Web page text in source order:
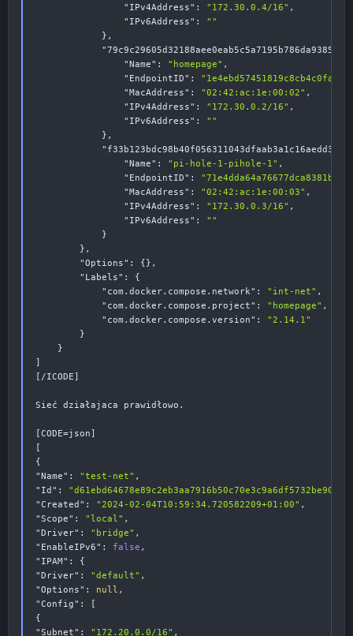
"IPv4Address" : "172.30.0.4/16" ,
"IPv6Address" :
""
} ,
"Name" : "homepage" ,
"EndpointID" :
"MacAddress" : "02:42:ac:1e:00:02" ,
"IPv4Address" : "172.30.0.2/16" ,
"IPv6Address" :
""
} ,
"Name" : "pi-hole-1-pihole-1" ,
"EndpointID" :
"MacAddress" : "02:42:ac:1e:00:03" ,
"IPv4Address" : "172.30.0.3/16" ,
"IPv6Address" :
""
}
} ,
"Options" : {} ,
"Labels" :
{
"com.docker.compose.network" : "int-net" ,
"com.docker.compose.project" : "homepage" ,
"com.docker.compose.version" :
"2.14.1"
}
}
]
[ /ICODE]
Sieć działajaca prawidłowo.
[CODE=json]
[
{
"Name" : "test-net" ,
"Id" :
"Created" : "2024-02-04T10:59:34.720582209+01:00" ,
"Scope" : "local" ,
"Driver" : "bridge" ,
"EnableIPv6" : false ,
"IPAM" :
{
"Driver" : "default" ,
"Options" : null ,
"Config" :
[
{
"Subnet" : "172.20.0.0/16" ,